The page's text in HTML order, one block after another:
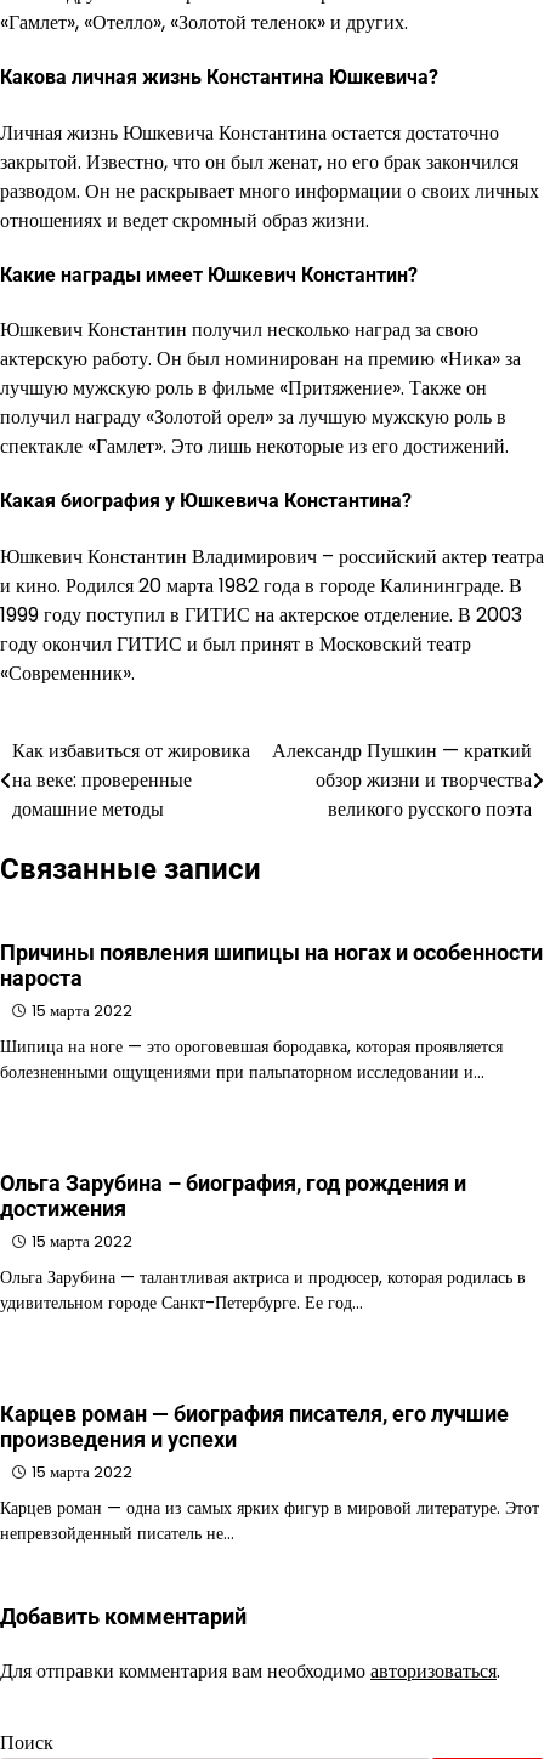
«Гамлет», «Отелло», «Золотой теленок» и других.
Какова личная жизнь Константина Юшкевича?
Личная жизнь Юшкевича Константина остается достаточно
закрытой. Известно, что он был женат, но его брак закончился
разводом. Он не раскрывает много информации о своих личных
отношениях и ведет скромный образ жизни.
Какие награды имеет Юшкевич Константин?
Юшкевич Константин получил несколько наград за свою
актерскую работу. Он был номинирован на премию «Ника» за
лучшую мужскую роль в фильме «Притяжение». Также он
получил награду «Золотой орел» за лучшую мужскую роль в
спектакле «Гамлет». Это лишь некоторые из его достижений.
Какая биография у Юшкевича Константина?
Юшкевич Константин Владимирович – российский актер театра
и кино. Родился 20 марта 1982 года в городе Калининграде. В
1999 году поступил в ГИТИС на актерское отделение. В 2003
году окончил ГИТИС и был принят в Московский театр
«Современник».
Навигация
по
Как избавиться от жировика
на веке: проверенные
домашние методы
Александр Пушкин — краткий
обзор жизни и творчества
великого русского поэта
Связанные записи
Причины появления шипицы на ногах и особенности
нароста
15 марта 2022
Шипица на ноге — это ороговевшая бородавка, которая проявляется
болезненными ощущениями при пальпаторном исследовании и…
Ольга Зарубина – биография, год рождения и
достижения
15 марта 2022
Ольга Зарубина — талантливая актриса и продюсер, которая родилась в
удивительном городе Санкт-Петербурге. Ее год…
Карцев роман — биография писателя, его лучшие
произведения и успехи
15 марта 2022
Карцев роман — одна из самых ярких фигур в мировой литературе. Этот
непревзойденный писатель не…
Добавить комментарий
Для отправки комментария вам необходимоавторизоваться.
Поиск